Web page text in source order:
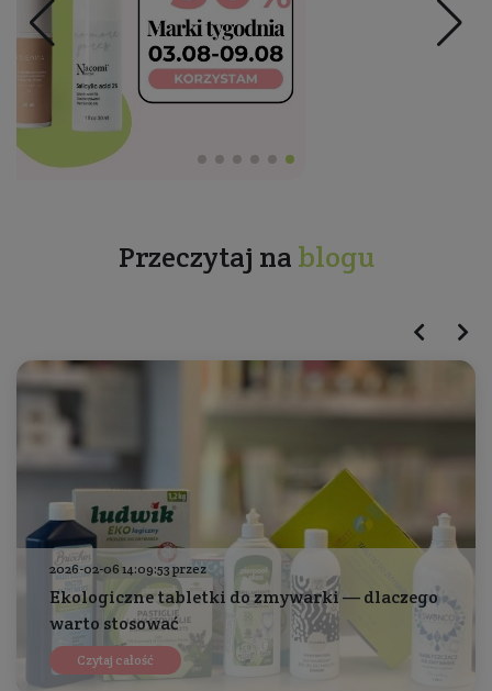
Przeczytaj na blogu
2026-02-06 14:09:53 przez
Ekologiczne tabletki do zmywarki — dlaczego
warto stosować
Czytaj całość